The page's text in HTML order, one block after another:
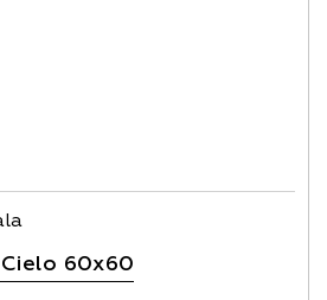
60x60